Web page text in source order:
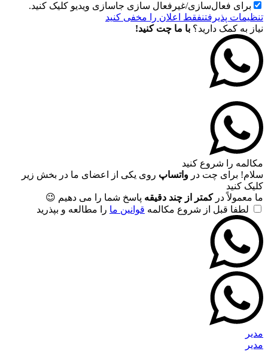
برای فعال‌سازی/غیرفعال سازی جاسازی ویدیو کلیک کنید.
تنظیمات پذیرفتنفقط اعلان را مخفی کنید
نیاز به کمک دارید؟ با ما چت کنید!
مکالمه را شروع کنید
سلام! برای چت در واتساپ روی یکی از اعضای ما در بخش زیر
کلیک کنید
ما معمولاً درکمتر از چند دقیقه پاسخ شما را می دهیم 😉
لطفا قبل از شروع مکالمه قوانین ما را مطالعه و بپذرید
مدیر
مدیر